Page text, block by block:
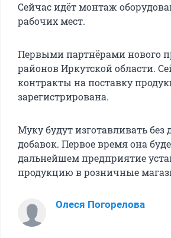
Сейчас идёт монтаж
рабочих мест.
Первыми партнёрами нового
районов Иркутской области.
контракты на поставку
зарегистрирована.
Муку будут изготавливать
добавок. Первое время она
дальнейшем предприятие
продукцию в розничные
Олеся Погорелова